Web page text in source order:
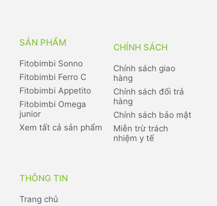
SẢN PHẨM
Fitobimbi Sonno
Fitobimbi Ferro C
Fitobimbi Appetito
Fitobimbi Omega
junior
Xem tất cả sản phẩm
CHÍNH SÁCH
Chính sách giao
hàng
Chính sách đổi trả
hàng
Chính sách bảo mật
Miễn trừ trách
nhiệm y tế
THÔNG TIN
Trang chủ